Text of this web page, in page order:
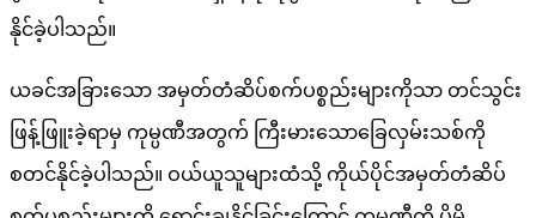
နိုင်ခဲ့ပါသည်။
ယခင်အခြားသော အမှတ်တံဆိပ်စက်ပစ္စည်းများကိုသာ တင်သွင်း
ဖြန့်ဖြူးခဲ့ရာမှ ကုမ္ပဏီအတွက် ကြီးမားသောခြေလှမ်းသစ်ကို
စတင်နိုင်ခဲ့ပါသည်။ ဝယ်ယူသူများထံသို့ ကိုယ်ပိုင်အမှတ်တံဆိပ်